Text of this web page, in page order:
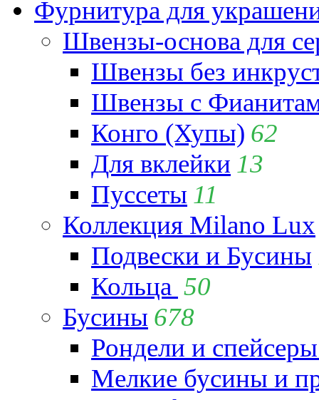
Фурнитура для
Швензы-основа для
Швензы без
Швензы с
Конго (Хупы) 62
Для вклейки 13
Пуссеты 11
Коллекция Milano Lux
Подвески и Бусины
Кольца 50
Бусины 678
Рондели и
Мелкие бусины и